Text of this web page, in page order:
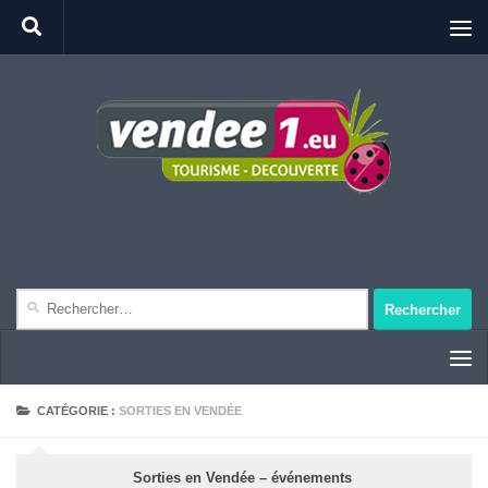
CATÉGORIE :SORTIES EN VENDÉE
Sorties en Vendée – événements